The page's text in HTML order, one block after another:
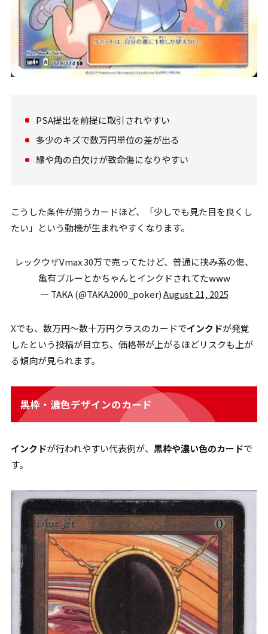
PSA提出を前提に取引されやすい
多少のキズで数万円単位の差が出る
縁や角の白欠けが致命傷になりやすい
こうした条件が揃うカードほど、「少しでも見た目を良くし
たい」という動機が生まれやすくなります。
レックウザVmax 30万で売ってたけど、普通に挟み系の傷、
亀有ブルーとかちゃんとインクドされてたwww
— TAKA (@TAKA2000_poker)August 21, 2025
Xでも、数万円〜数十万円クラスのカードでインクドが発覚
したという投稿が目立ち、価格帯が上がるほどリスクも上が
る傾向が見られます。
黒枠・濃色デザインのカード
インクドが行われやすい代表例が、 黒枠や濃い色のカードで
す。